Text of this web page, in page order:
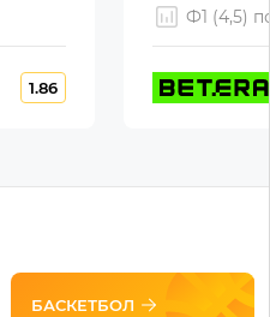
1.86
Ф1 (4,5)
БАСКЕТБОЛ